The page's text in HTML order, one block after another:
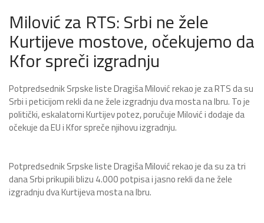
Milović za RTS: Srbi ne žele
Kurtijeve mostove, očekujemo da
Kfor spreči izgradnju
Potpredsednik Srpske liste Dragiša Milović rekao je za RTS da su
Srbi i peticijom rekli da ne žele izgradnju dva mosta na Ibru. To je
politički, eskalatorni Kurtijev potez, poručuje Milović i dodaje da
očekuje da EU i Kfor spreče njihovu izgradnju.
Potpredsednik Srpske liste Dragiša Milović rekao je da su za tri
dana Srbi prikupili blizu 4.000 potpisa i jasno rekli da ne žele
izgradnju dva Kurtijeva mosta na Ibru.